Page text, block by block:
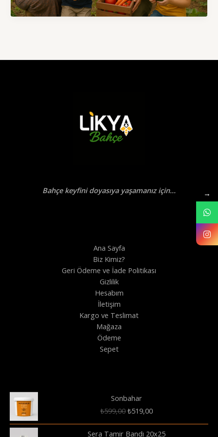
ve
Meyve
Bahçe keyfini doyasıya yaşamanız için...
Ana Sayfa
Biz Kimiz?
Geri Ödeme ve İade Politikası
Gizlilik
Hesabım
İletişim
Kargo ve Teslimat
Mağaza
Ödeme
Sepet
Sonbahar
₺599,00Orijinal
₺599,00.
₺519,00Şu
fiyat:
Sera Tamir Bandı 20x25
→